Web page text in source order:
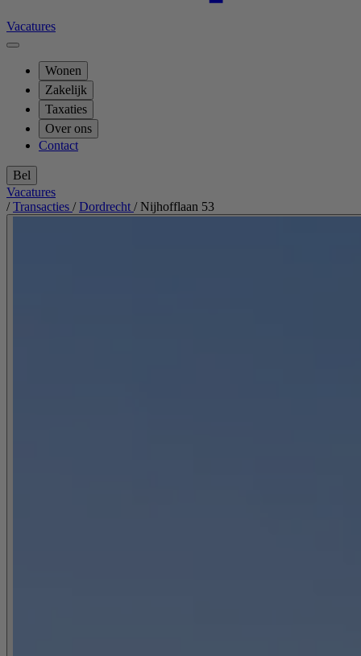
Vacatures
Wonen
Zakelijk
Taxaties
Over ons
Contact
Bel
Vacatures
/ Transacties / Dordrecht / Nijhofflaan 53